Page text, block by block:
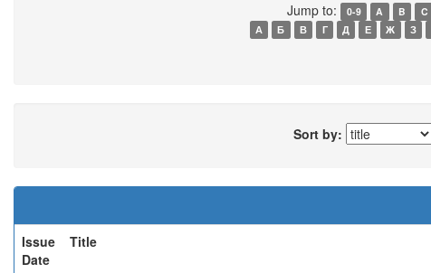
Jump to: 0-9 A B C
А
Б В Г Д Е Ж З
Sort by:
Issue
Date
Title